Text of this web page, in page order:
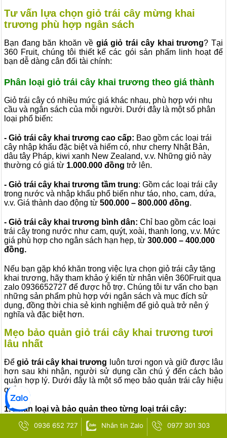
Tư vấn lựa chọn giỏ trái cây mừng khai
trương phù hợp ngân sách
Bạn đang băn khoăn về giá giỏ trái cây khai trương? Tại
360 Fruit, chúng tôi thiết kế các gói sản phẩm linh hoạt để
bạn dễ dàng cân đối tài chính:
Phân loại giỏ trái cây khai trương theo giá thành
Giỏ trái cây có nhiều mức giá khác nhau, phù hợp với nhu
cầu và ngân sách của mỗi người. Dưới đây là một số phân
loại phổ biến:
- Giỏ trái cây khai trương cao cấp: Bao gồm các loại trái
cây nhập khẩu đặc biệt và hiếm có, như cherry Nhật Bản,
dâu tây Pháp, kiwi xanh New Zealand, v.v. Những giỏ này
thường có giá từ 1.000.000 đồng trở lên.
- Giỏ trái cây khai trương tầm trung: Gồm các loại trái cây
trong nước và nhập khẩu phổ biến như táo, nho, cam, dứa,
v.v. Giá thành dao động từ 500.000 – 800.000 đồng.
- Giỏ trái cây khai trương bình dân: Chỉ bao gồm các loại
trái cây trong nước như cam, quýt, xoài, thanh long, v.v. Mức
giá phù hợp cho ngân sách hạn hẹp, từ 300.000 – 400.000
đồng.
Nếu bạn gặp khó khăn trong việc lựa chọn giỏ trái cây tặng
khai trương, hãy tham khảo ý kiến từ nhân viên 360Fruit qua
zalo 0936652727 để được hỗ trợ. Chúng tôi tư vấn cho bạn
những sản phẩm phù hợp với ngân sách và mục đích sử
dụng, đồng thời chia sẻ kinh nghiệm để giỏ quà trở nên ý
nghĩa và đặc biệt hơn.
Mẹo bảo quản giỏ trái cây khai trương tươi
lâu nhất
Đểgiỏ trái cây khai trương luôn tươi ngon và giữ được lâu
hơn sau khi nhận, người sử dụng cần chú ý đến cách bảo
quản hợp lý. Dưới đây là một số mẹo bảo quản trái cây hiệu
quả:
1. Phân loại và bảo quản theo từng loại trái cây:
- Trái cây nhiệt đới (như xoài, chuối, đu đủ): Những loại này
0936 652 727 Nhắn tin Zalo 0977 301 303